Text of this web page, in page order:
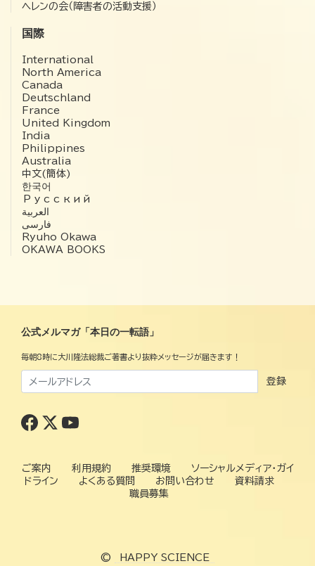
ヘレンの会（障害者の活動支援）
国際
International
North America
Canada
Deutschland
France
United Kingdom
India
Philippines
Australia
中文(簡体)
한국어
Русский
العربية‏
فارسی
Ryuho Okawa
OKAWA BOOKS
公式メルマガ「本日の一転語」
毎朝8時に大川隆法総裁ご著書より抜粋メッセージが届きます！
登録
ご案内 利用規約 推奨環境
ソーシャルメディア・ガイ
ドライン
よくある質問 お問い合わせ
資料請求
職員募集
© HAPPY SCIENCE